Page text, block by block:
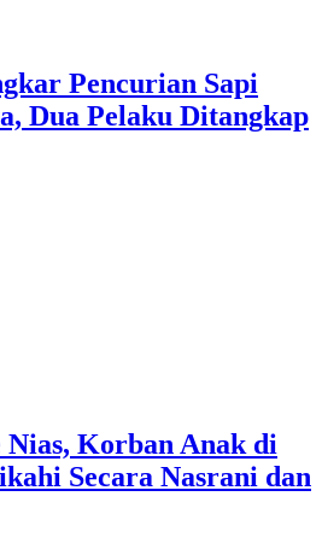
Pencurian Sapi
Dua Pelaku Ditangkap
Korban Anak di
Secara Nasrani dan